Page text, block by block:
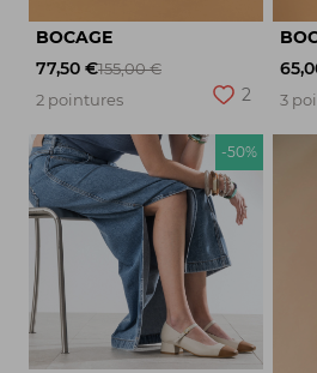
BOCAGE
77,50 €155,00 €
2 pointures
2
3
-50%